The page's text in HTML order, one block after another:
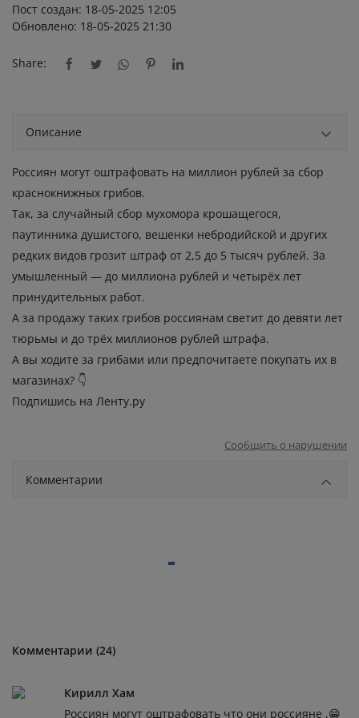
Пост создан: 18-05-2025 12:05
Обновлено: 18-05-2025 21:30
Share:
Описание
Россиян могут оштрафовать на миллион рублей за сбор
краснокнижных грибов.
Так, за случайный сбор мухомора крошащегося,
паутинника душистого, вешенки небродийской и других
редких видов грозит штраф от 2,5 до 5 тысяч рублей. За
умышленный — до миллиона рублей и четырёх лет
принудительных работ.
А за продажу таких грибов россиянам светит до девяти лет
тюрьмы и до трёх миллионов рублей штрафа.
А вы ходите за грибами или предпочитаете покупать их в
магазинах? 👇
Подпишись на Ленту.ру
Сообщить о нарушении
Комментарии
Комментарии (24)
Кирилл Хам
Россиян могут оштрафовать что они россияне ,😁